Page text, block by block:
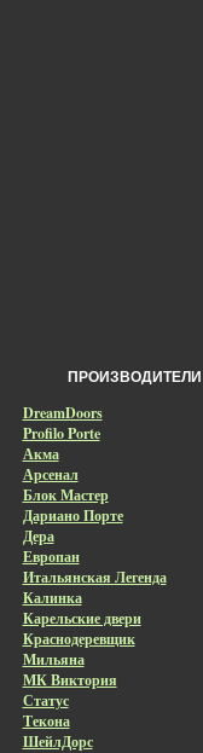
ПРОИЗВОДИТЕЛИ
DreamDoors
Profilo Porte
Акма
Арсенал
Блок Мастер
Дариано Порте
Дера
Европан
Итальянская Легенда
Калинка
Карельские двери
Краснодеревщик
Мильяна
МК Виктория
Статус
Текона
ШейлДорс